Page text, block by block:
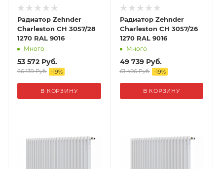
Радиатор Zehnder
Charleston CH 3057/28
1270 RAL 9016
Много
53 572 Руб.
66 139Руб. -19%
В КОРЗИНУ
Радиатор Zehnder
Charleston CH 3057/26
1270 RAL 9016
Много
49 739Руб.
61 406Руб. -19%
В КОРЗИНУ